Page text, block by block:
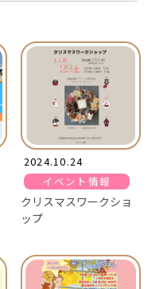
2024.10.24
イベント情報
クリスマスワークショ
ップ